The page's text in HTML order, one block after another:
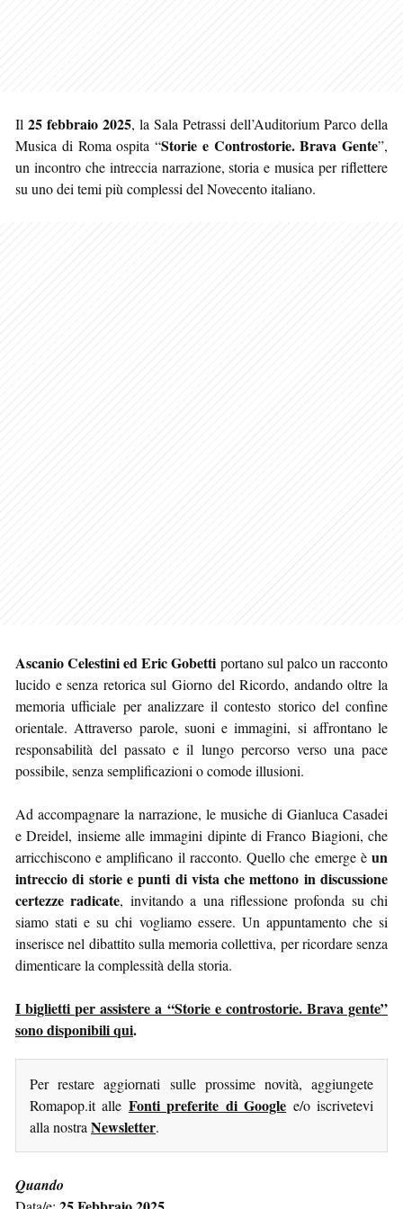
Il 25 febbraio 2025, la Sala Petrassi dell’Auditorium Parco della
Musica di Roma ospita “Storie e Controstorie. Brava Gente”,
un incontro che intreccia narrazione, storia e musica per riflettere
su uno dei temi più complessi del Novecento italiano.
Ascanio Celestini ed Eric Gobetti portano sul palco un racconto
lucido e senza retorica sul Giorno del Ricordo, andando oltre la
memoria ufficiale per analizzare il contesto storico del confine
orientale. Attraverso parole, suoni e immagini, si affrontano le
responsabilità del passato e il lungo percorso verso una pace
possibile, senza semplificazioni o comode illusioni.
Ad accompagnare la narrazione, le musiche di Gianluca Casadei
e Dreidel, insieme alle immagini dipinte di Franco Biagioni, che
arricchiscono e amplificano il racconto. Quello che emerge è un
intreccio di storie e punti di vista che mettono in discussione
certezze radicate, invitando a una riflessione profonda su chi
siamo stati e su chi vogliamo essere. Un appuntamento che si
inserisce nel dibattito sulla memoria collettiva, per ricordare senza
dimenticare la complessità della storia.
I biglietti per assistere a “Storie e controstorie. Brava gente”
sono disponibili qui.
Per restare aggiornati sulle prossime novità, aggiungete
Romapop.it alle Fonti preferite di Google e/o iscrivetevi
alla nostra Newsletter.
Quando